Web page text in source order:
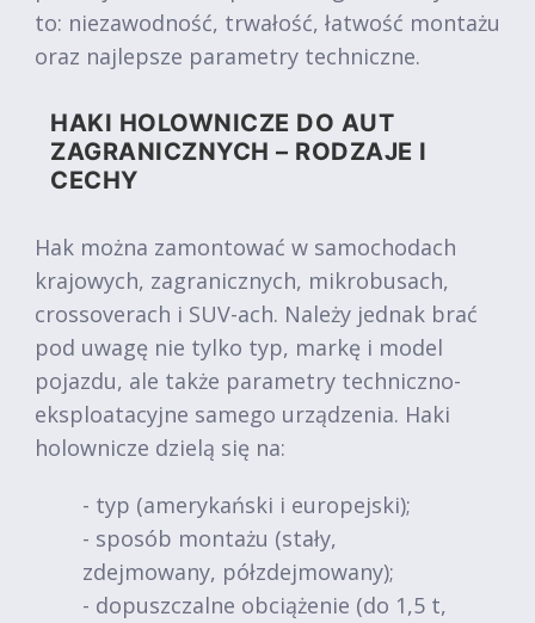
to: niezawodność, trwałość, łatwość montażu
oraz najlepsze parametry techniczne.
HAKI HOLOWNICZE DO AUT
ZAGRANICZNYCH – RODZAJE I
CECHY
Hak można zamontować w samochodach
krajowych, zagranicznych, mikrobusach,
crossoverach i SUV-ach. Należy jednak brać
pod uwagę nie tylko typ, markę i model
pojazdu, ale także parametry techniczno-
eksploatacyjne samego urządzenia. Haki
holownicze dzielą się na:
- typ (amerykański i europejski);
- sposób montażu (stały,
zdejmowany, półzdejmowany);
- dopuszczalne obciążenie (do 1,5 t,